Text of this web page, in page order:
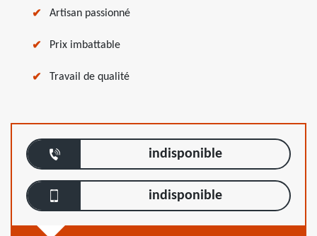
Artisan passionné
Prix imbattable
Travail de qualité
indisponible
indisponible